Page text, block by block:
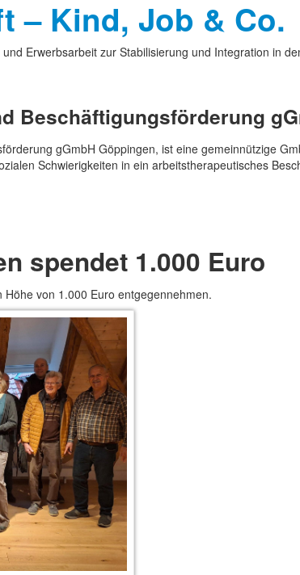
– Kind, Job & Co.
Erwerbsarbeit zur Stabilisierung und Integration in
Beschäftigungs­förderung
gGmbH Göppingen, ist eine gemeinnützige
Schwierigkeiten in ein arbeits­therapeutisches
spendet 1.000 Euro
von 1.000 Euro entgegennehmen.